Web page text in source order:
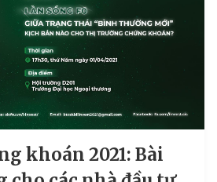
khoán 2021: Bài